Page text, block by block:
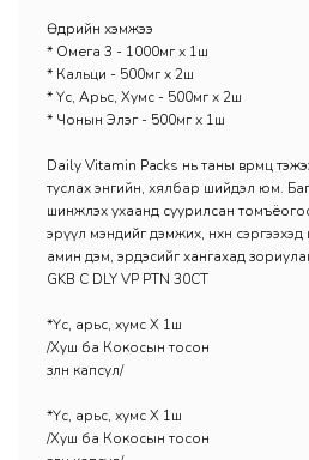
Өдрийн хэмжээ
* Омега 3 - 1000мг х 1ш
* Кальци - 500мг х 2ш
* Үс, Арьс, Хумс - 500мг х 2ш
* Чонын Элэг - 500мг х 1ш
Daily Vitamin Packs нь таны өвөрмөц
туслах энгийн, хялбар шийдэл юм.
шинжлэх ухаанд суурилсан
эрүүл мэндийг дэмжих, нөхөн
амин дэм, эрдэсийг хангахад
GKB C DLY VP PTN 30CT
*Үс, арьс, хумс Х 1ш
/Хуш ба Кокосын тосон
зөөлөн капсул/
*Үс, арьс, хумс Х 1ш
/Хуш ба Кокосын тосон